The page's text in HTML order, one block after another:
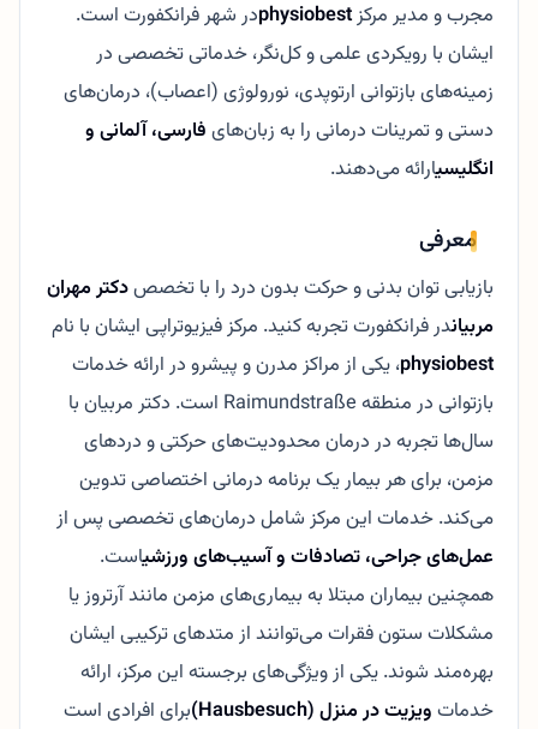
مجرب و مدیر مرکزphysiobestدر شهر فرانکفورت است.
ایشان با رویکردی علمی و کل‌نگر، خدماتی تخصصی در
زمینه‌های بازتوانی ارتوپدی، نورولوژی (اعصاب)، درمان‌های
دستی و تمرینات درمانی را به زبان‌هایفارسی، آلمانی و
انگلیسیارائه می‌دهند.
معرفی
بازیابی توان بدنی و حرکت بدون درد را با تخصصدکتر مهران
مربیاندر فرانکفورت تجربه کنید. مرکز فیزیوتراپی ایشان با نام
physiobest، یکی از مراکز مدرن و پیشرو در ارائه خدمات
بازتوانی در منطقه Raimundstraße است. دکتر مربیان با
سال‌ها تجربه در درمان محدودیت‌های حرکتی و دردهای
مزمن، برای هر بیمار یک برنامه درمانی اختصاصی تدوین
می‌کند. خدمات این مرکز شامل درمان‌های تخصصی پس از
عمل‌های جراحی، تصادفات و آسیب‌های ورزشیاست.
همچنین بیماران مبتلا به بیماری‌های مزمن مانند آرتروز یا
مشکلات ستون فقرات می‌توانند از متدهای ترکیبی ایشان
بهره‌مند شوند. یکی از ویژگی‌های برجسته این مرکز، ارائه
خدماتویزیت در منزل (Hausbesuch)
برای افرادی است